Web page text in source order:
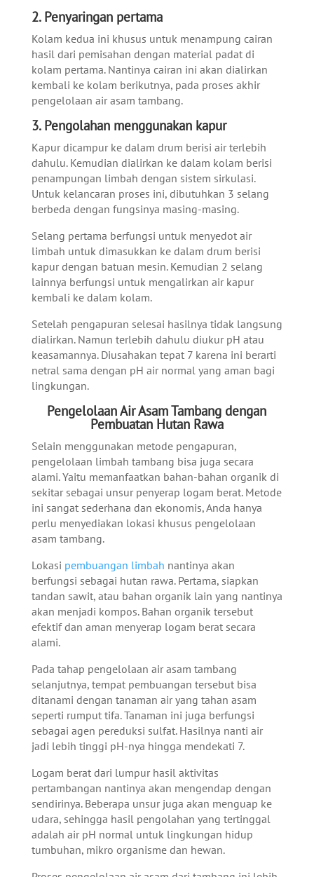
2. Penyaringan pertama
Kolam kedua ini khusus untuk menampung cairan
hasil dari pemisahan dengan material padat di
kolam pertama. Nantinya cairan ini akan dialirkan
kembali ke kolam berikutnya, pada proses akhir
pengelolaan air asam tambang.
3. Pengolahan menggunakan kapur
Kapur dicampur ke dalam drum berisi air terlebih
dahulu. Kemudian dialirkan ke dalam kolam berisi
penampungan limbah dengan sistem sirkulasi.
Untuk kelancaran proses ini, dibutuhkan 3 selang
berbeda dengan fungsinya masing-masing.
Selang pertama berfungsi untuk menyedot air
limbah untuk dimasukkan ke dalam drum berisi
kapur dengan batuan mesin. Kemudian 2 selang
lainnya berfungsi untuk mengalirkan air kapur
kembali ke dalam kolam.
Setelah pengapuran selesai hasilnya tidak langsung
dialirkan. Namun terlebih dahulu diukur pH atau
keasamannya. Diusahakan tepat 7 karena ini berarti
netral sama dengan pH air normal yang aman bagi
lingkungan.
Pengelolaan Air Asam Tambang dengan
Pembuatan Hutan Rawa
Selain menggunakan metode pengapuran,
pengelolaan limbah tambang bisa juga secara
alami. Yaitu memanfaatkan bahan-bahan organik di
sekitar sebagai unsur penyerap logam berat. Metode
ini sangat sederhana dan ekonomis, Anda hanya
perlu menyediakan lokasi khusus pengelolaan
asam tambang.
Lokasi pembuangan limbah nantinya akan
berfungsi sebagai hutan rawa. Pertama, siapkan
tandan sawit, atau bahan organik lain yang nantinya
akan menjadi kompos. Bahan organik tersebut
efektif dan aman menyerap logam berat secara
alami.
Pada tahap pengelolaan air asam tambang
selanjutnya, tempat pembuangan tersebut bisa
ditanami dengan tanaman air yang tahan asam
seperti rumput tifa. Tanaman ini juga berfungsi
sebagai agen pereduksi sulfat. Hasilnya nanti air
jadi lebih tinggi pH-nya hingga mendekati 7.
Logam berat dari lumpur hasil aktivitas
pertambangan nantinya akan mengendap dengan
sendirinya. Beberapa unsur juga akan menguap ke
udara, sehingga hasil pengolahan yang tertinggal
adalah air pH normal untuk lingkungan hidup
tumbuhan, mikro organisme dan hewan.